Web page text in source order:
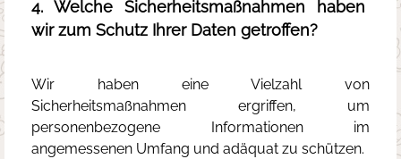
4. Welche Sicherheitsmaßnahmen haben
wir zum Schutz Ihrer Daten getroffen?
Wir haben eine Vielzahl von
Sicherheitsmaßnahmen ergriffen, um
personenbezogene Informationen im
angemessenen Umfang und adäquat zu schützen.